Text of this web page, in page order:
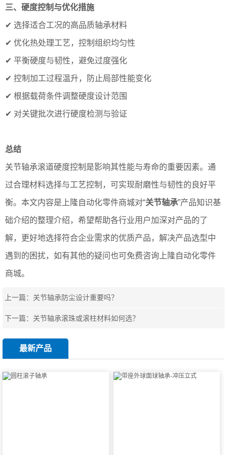
三、硬度控制与优化措施
✔ 选择适合工况的高品质轴承材料
✔ 优化热处理工艺，控制组织均匀性
✔ 平衡硬度与韧性，避免过度强化
✔ 控制加工过程温升，防止局部性能变化
✔ 根据载荷条件调整硬度设计范围
✔ 对关键批次进行硬度检测与验证
总结
关节轴承滚道硬度控制是影响其性能与寿命的重要因素。通
过合理材料选择与工艺控制，可实现耐磨性与韧性的良好平
衡。本文内容是上隆自动化零件商城对“关节轴承”产品知识基
础介绍的整理介绍，希望帮助各行业用户加深对产品的了
解，更好地选择符合企业需求的优质产品，解决产品选型中
遇到的困扰，如有其他的疑问也可免费咨询上隆自动化零件
商城。
上一篇： 关节轴承防尘设计重要吗？
下一篇： 关节轴承滚珠或滚柱材料如何选？
最新产品